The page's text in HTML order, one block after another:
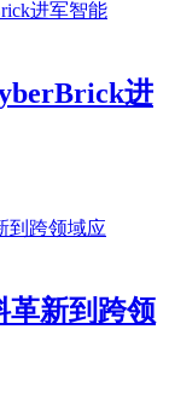
进
革新到跨领